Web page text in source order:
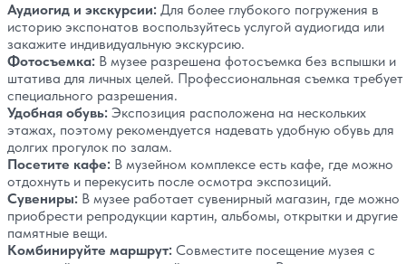
Аудиогид и экскурсии: Для более глубокого погружения в
историю экспонатов воспользуйтесь услугой аудиогида или
закажите индивидуальную экскурсию.
Фотосъемка: В музее разрешена фотосъемка без вспышки и
штатива для личных целей. Профессиональная съемка требует
специального разрешения.
Удобная обувь: Экспозиция расположена на нескольких
этажах, поэтому рекомендуется надевать удобную обувь для
долгих прогулок по залам.
Посетите кафе: В музейном комплексе есть кафе, где можно
отдохнуть и перекусить после осмотра экспозиций.
Сувениры: В музее работает сувенирный магазин, где можно
приобрести репродукции картин, альбомы, открытки и другие
памятные вещи.
Комбинируйте маршрут: Совместите посещение музея с